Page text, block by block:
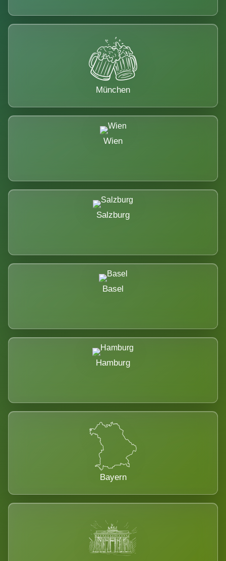
München
Wien
Salzburg
Basel
Hamburg
Bayern